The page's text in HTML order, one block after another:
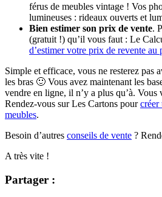
férus de meubles vintage ! Vos
lumineuses : rideaux ouverts et
Bien estimer son prix de vente.
(gratuit !) qu’il vous faut : Le
d’estimer votre prix de revente au
Simple et efficace, vous ne resterez pas
les bras 🙂 Vous avez maintenant les
vendre en ligne, il n’y a plus qu’à. Vous
Rendez-vous sur Les Cartons pourcréer
meubles.
Besoin d’autres conseils de vente ?
A très vite !
Partager :